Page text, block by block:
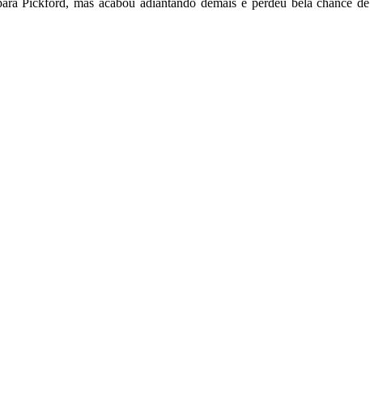
Pickford, mas acabou adiantando demais e perdeu bela chance de